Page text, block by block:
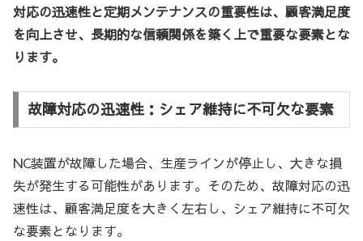
対応の迅速性と定期メンテナンスの重要性は、顧客満足度
を向上させ、長期的な信頼関係を築く上で重要な要素とな
ります。
故障対応の迅速性：シェア維持に不可欠な要素
NC装置が故障した場合、生産ラインが停止し、大きな損
失が発生する可能性があります。そのため、故障対応の迅
速性は、顧客満足度を大きく左右し、シェア維持に不可欠
な要素となります。